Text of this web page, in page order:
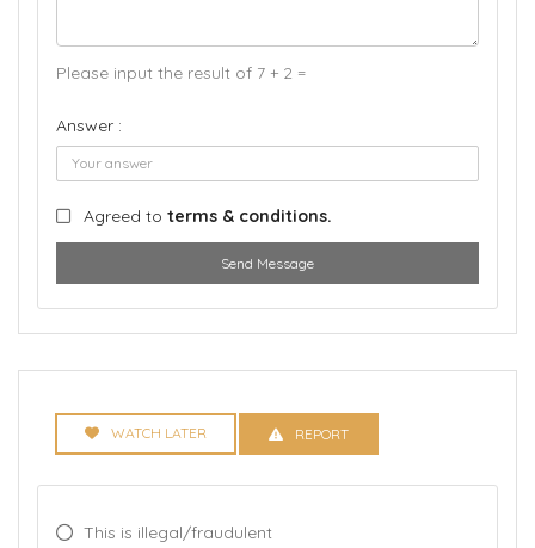
Please input the result of 7 + 2 =
Answer :
Agreed to terms & conditions.
Send Message
WATCH LATER REPORT
This is illegal/fraudulent